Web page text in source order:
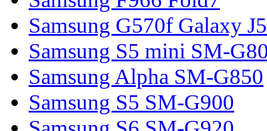
Samsung G570f Galaxy
Samsung S5 mini SM-
Samsung Alpha SM-G850
Samsung S5 SM-G900